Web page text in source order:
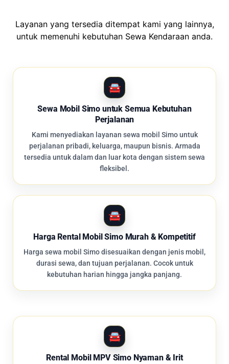
Layanan yang tersedia ditempat kami yang lainnya,
untuk memenuhi kebutuhan Sewa Kendaraan anda.
Sewa Mobil Simo untuk Semua Kebutuhan
Perjalanan
Kami menyediakan layanan sewa mobil Simo untuk
perjalanan pribadi, keluarga, maupun bisnis. Armada
tersedia untuk dalam dan luar kota dengan sistem sewa
fleksibel.
Harga Rental Mobil Simo Murah & Kompetitif
Harga sewa mobil Simo disesuaikan dengan jenis mobil,
durasi sewa, dan tujuan perjalanan. Cocok untuk
kebutuhan harian hingga jangka panjang.
Rental Mobil MPV Simo Nyaman & Irit